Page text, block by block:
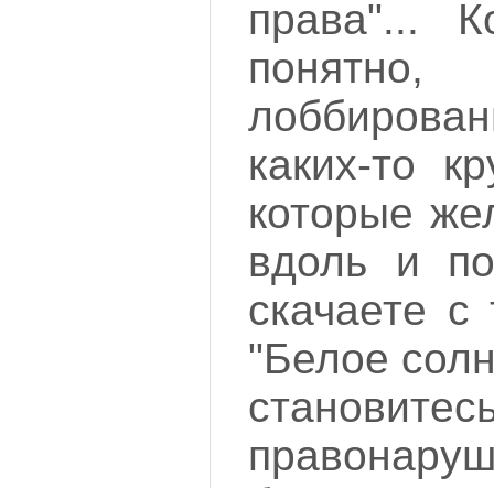
права"...
каких-то
которые
вдоль и
скачаете
"Белое